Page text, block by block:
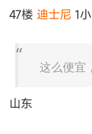
47楼 迪士尼 1
这么便宜
山东